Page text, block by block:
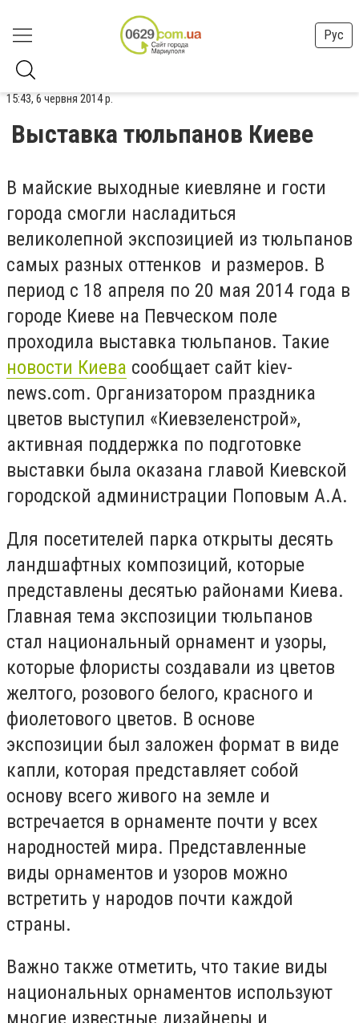
Рус
15:43, 6 червня 2014 р.
Выставка тюльпанов Киеве
В майские выходные киевляне и гости
города смогли насладиться
великолепной экспозицией из тюльпанов
самых разных оттенков и размеров. В
период с 18 апреля по 20 мая 2014 года в
городе Киеве на Певческом поле
проходила выставка тюльпанов. Такие
новости Киева сообщает сайт kiev-
news.com. Организатором праздника
цветов выступил «Киевзеленстрой»,
активная поддержка по подготовке
выставки была оказана главой Киевской
городской администрации Поповым А.А.
Для посетителей парка открыты десять
ландшафтных композиций, которые
представлены десятью районами Киева.
Главная тема экспозиции тюльпанов
стал национальный орнамент и узоры,
которые флористы создавали из цветов
желтого, розового белого, красного и
фиолетового цветов. В основе
экспозиции был заложен формат в виде
капли, которая представляет собой
основу всего живого на земле и
встречается в орнаменте почти у всех
народностей мира. Представленные
виды орнаментов и узоров можно
встретить у народов почти каждой
страны.
Важно также отметить, что такие виды
национальных орнаментов используют
многие известные дизайнеры и